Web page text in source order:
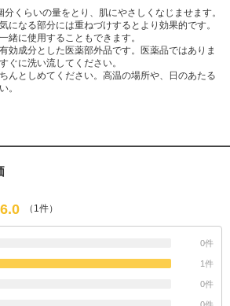
くらいの量をとり、肌にやさしくなじませます。
になる部分には重ねづけするとより効果的です。
緒に使用することもできます。
効成分とした医薬部外品です。医薬品ではありま
ぐに洗い流してください。
んとしめてください。高温の場所や、日のあたる
。
6.0 （1件）
0件
1件
0件